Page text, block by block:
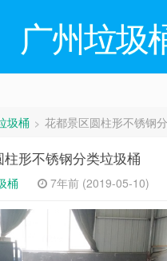
广州垃圾
圾桶 > 花都景区圆柱形不锈钢
形不锈钢分类垃圾桶
桶 7年前 (2019-05-10)